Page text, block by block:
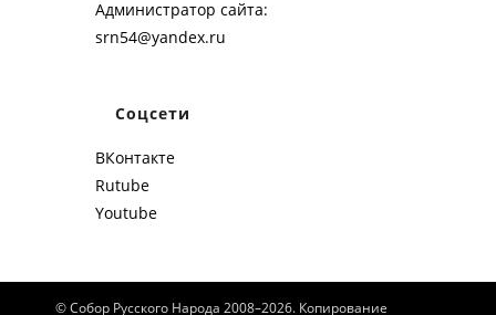
Администратор сайта:
srn54@yandex.ru
Соцсети
ВКонтакте
Rutube
Youtube
© Собор Русского Народа 2008–2026. Копирование